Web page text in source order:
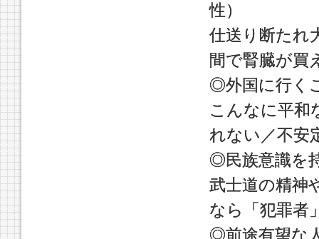
性）
仕送り断たれ
間で腎臓が買
◎外国に行く
こんなに平和
れない／不安
◎民族意識を
武士道の精神
なら「犯罪者
◎前途有望な